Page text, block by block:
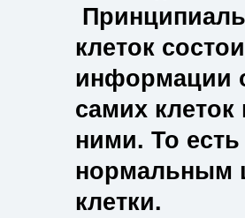
клеток
информации
самих
ними. То
нормальным
клетки.